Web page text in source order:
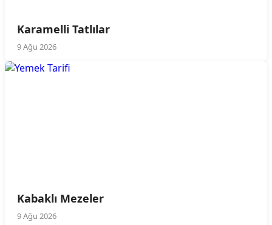
Karamelli Tatlılar
9 Ağu 2026
Kabaklı Mezeler
9 Ağu 2026